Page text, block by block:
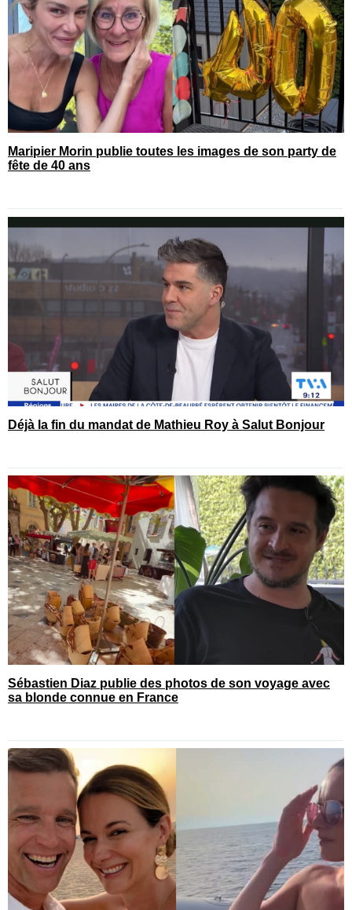
Maripier Morin publie toutes les images de son party de
fête de 40 ans
Déjà la fin du mandat de Mathieu Roy à Salut Bonjour
Sébastien Diaz publie des photos de son voyage avec
sa blonde connue en France